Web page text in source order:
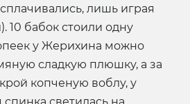
лишь играя
10 бабок стоили одну
у Жерихина можно
сладкую плюшку, а за
копченую воблу, у